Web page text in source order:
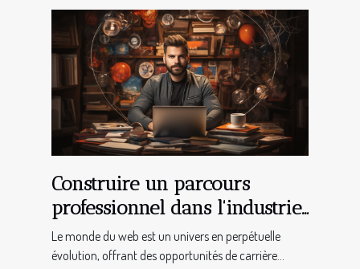
Construire un parcours
professionnel dans l'industrie
du web : conseils et stratégies
Le monde du web est un univers en perpétuelle
évolution, offrant des opportunités de carrière...